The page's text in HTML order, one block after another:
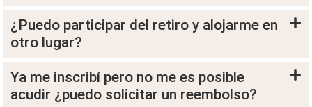
¿Puedo participar del retiro y alojarme en
otro lugar?
Ya me inscribí pero no me es posible
acudir ¿puedo solicitar un reembolso?